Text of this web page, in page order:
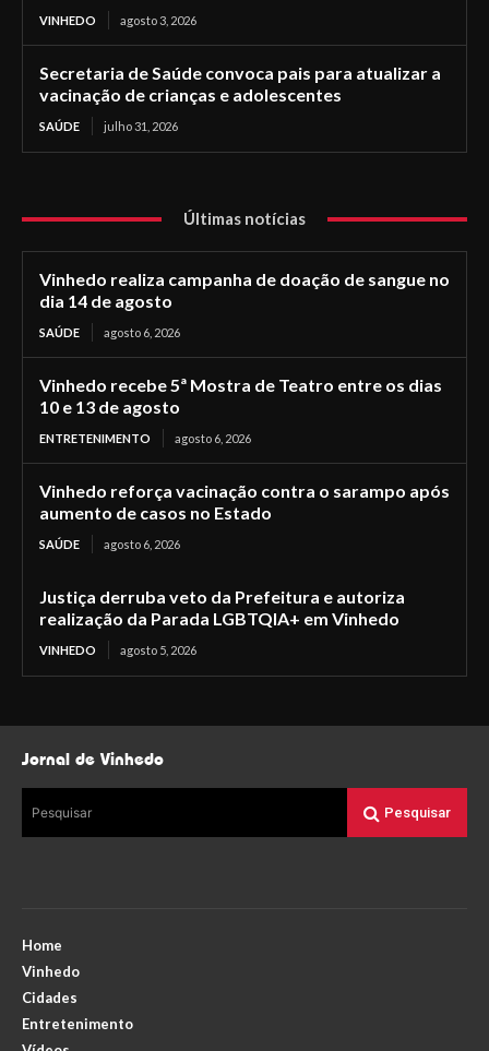
VINHEDO agosto 3, 2026
Secretaria de Saúde convoca pais para atualizar a
vacinação de crianças e adolescentes
SAÚDE julho 31, 2026
Últimas notícias
Vinhedo realiza campanha de doação de sangue no
dia 14 de agosto
SAÚDE agosto 6, 2026
Vinhedo recebe 5ª Mostra de Teatro entre os dias
10 e 13 de agosto
ENTRETENIMENTO agosto 6, 2026
Vinhedo reforça vacinação contra o sarampo após
aumento de casos no Estado
SAÚDE agosto 6, 2026
Justiça derruba veto da Prefeitura e autoriza
realização da Parada LGBTQIA+ em Vinhedo
VINHEDO agosto 5, 2026
Jornal de Vinhedo
Pesquisar Pesquisar
Home
Vinhedo
Cidades
Entretenimento